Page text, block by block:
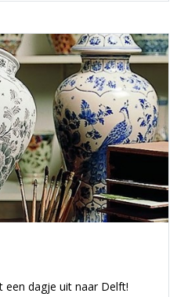
een dagje uit naar Delft!